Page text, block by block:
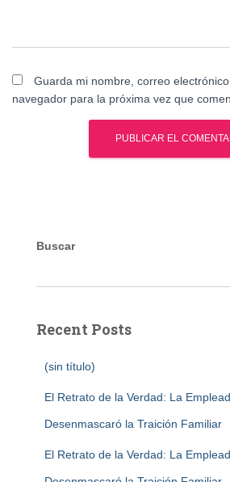
Guarda mi nombre, correo
navegador para la próxima vez que
Buscar
Recent Posts
(sin título)
El Retrato de la Verdad: La
Desenmascaró la Traición Familiar
El Retrato de la Verdad: La